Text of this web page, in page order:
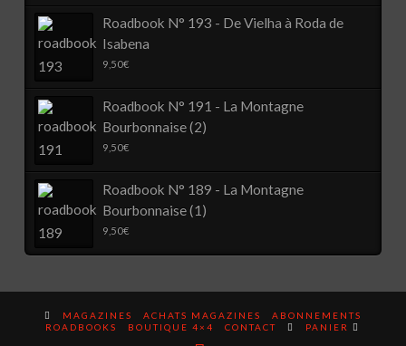
Roadbook N° 193 - De Vielha à Roda de
Isabena
9,50€
Roadbook N° 191 - La Montagne
Bourbonnaise (2)
9,50€
Roadbook N° 189 - La Montagne
Bourbonnaise (1)
9,50€
MAGAZINES ACHATS MAGAZINES
ABONNEMENTS
ROADBOOKS
BOUTIQUE 4×4 CONTACT PANIER